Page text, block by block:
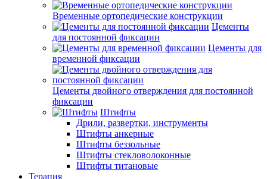
Временные ортопедические конструкции
Цементы
для постоянной фиксации
Цементы для
временной фиксации
Цементы двойного отверждения для постоянной
фиксации
Штифты
Дрили, развертки, инструменты
Штифты анкерные
Штифты беззольные
Штифты стекловолоконные
Штифты титановые
Терапия